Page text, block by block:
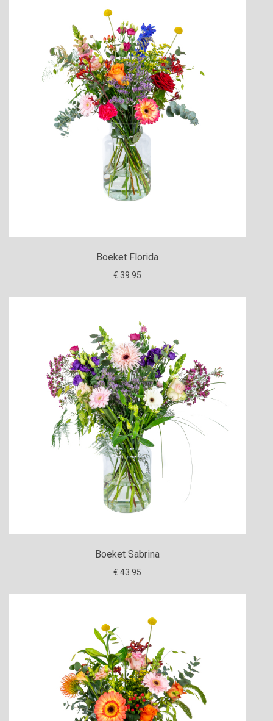
Boeket Florida
€ 39.95
Boeket Sabrina
€ 43.95